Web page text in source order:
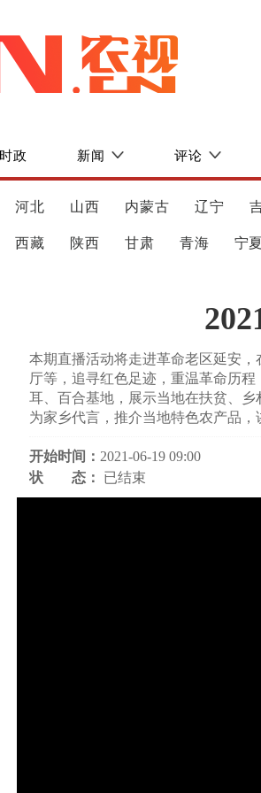
时政 新闻 评论
河北 山西 内蒙古 辽宁
西藏 陕西 甘肃 青海 宁夏
本期直播活动将走进革命老区延安
厅等，追寻红色足迹，重温革命历
耳、百合基地，展示当地在扶贫、
为家乡代言，推介当地特色农产品，
开始时间： 2021-06-19 09:00
状 态：
已结束